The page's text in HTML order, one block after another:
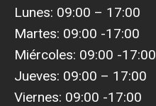
Lunes: 09:00 – 17:00
Martes: 09:00 -17:00
Miércoles: 09:00 -17:00
Jueves: 09:00 – 17:00
Viernes: 09:00 -17:00